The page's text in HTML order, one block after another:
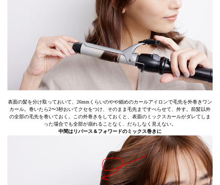
表面の髪を分け取っておいて、26mmくらいのやや細めのカールアイロンで毛先を外巻きワン
カール。巻いたら2〜3秒おいてクセをつけ、そのまま毛先まですべらせて、外す。前髪以外
の全部の毛先を巻いておく。この外巻きをしておくと、表面のミックスカールがダレてしま
った場合でも全部が崩れることなく、だらしなく見えない。
中間はリバース＆フォワードのミックス巻きに